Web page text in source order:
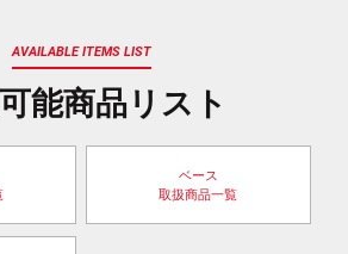
AVAILABLE ITEMS LIST
能商品リスト
ベース
取扱商品一覧